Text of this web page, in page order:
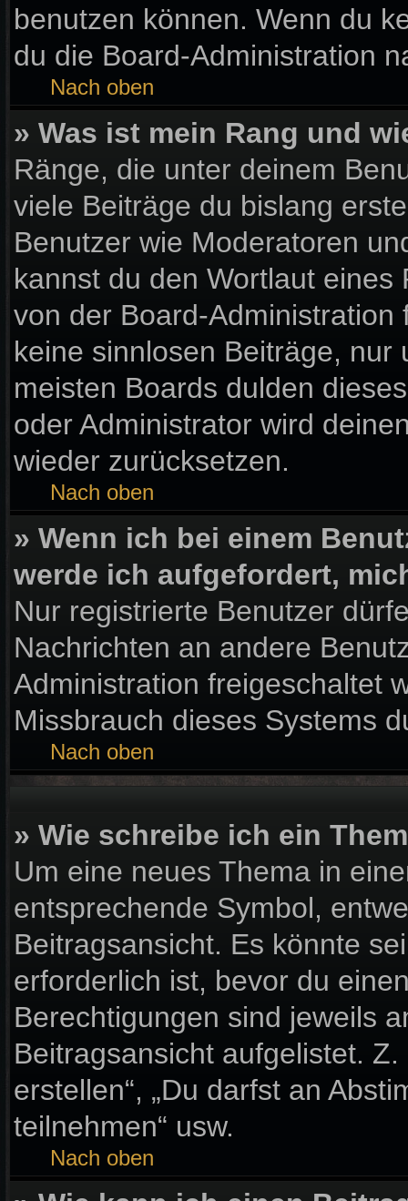
benutzen können. Wenn du
du die Board-Administration
Nach oben
» Was ist mein Rang und
Ränge, die unter deinem
viele Beiträge du bislang
Benutzer wie Moderatoren
kannst du den Wortlaut
von der Board-
keine sinnlosen Beiträge,
meisten Boards dulden
oder Administrator wird
wieder zurücksetzen.
Nach oben
» Wenn ich bei einem
werde ich aufgefordert,
Nur registrierte Benutzer
Nachrichten an andere
Administration freigeschaltet
Missbrauch dieses Systems
Nach oben
» Wie schreibe ich ein
Um eine neues Thema in
entsprechende Symbol,
Beitragsansicht. Es könnte
erforderlich ist, bevor du
Berechtigungen sind jeweils
Beitragsansicht aufgelistet.
erstellen“, „Du darfst an
teilnehmen“ usw.
Nach oben